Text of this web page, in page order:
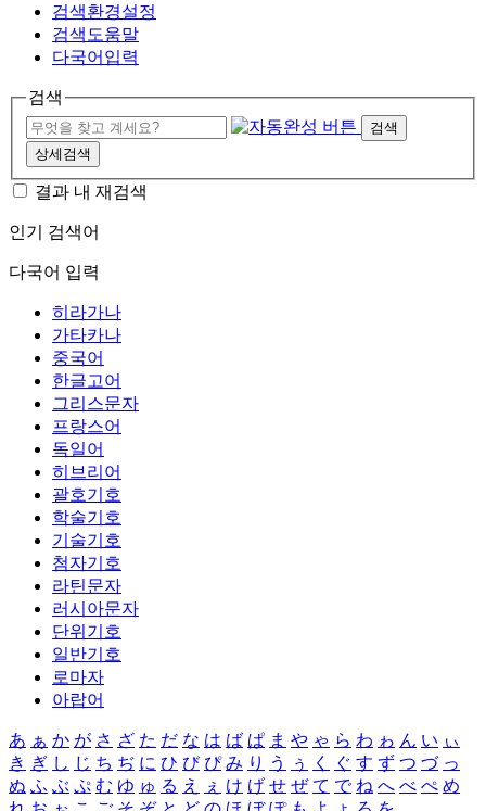
검색환경설정
검색도움말
다국어입력
검색
검색
상세검색
결과 내 재검색
인기 검색어
다국어 입력
히라가나
가타카나
중국어
한글고어
그리스문자
프랑스어
독일어
히브리어
괄호기호
학술기호
기술기호
첨자기호
라틴문자
러시아문자
단위기호
일반기호
로마자
아랍어
あ ぁ か が さ ざ た だ な は ば ぱ ま や ゃ ら わ ゎ ん い ぃ
き ぎ し じ ち ぢ に ひ び ぴ み り う ぅ く ぐ す ず つ づ っ
ぬ ふ ぶ ぷ む ゆ ゅ る え ぇ け げ せ ぜ て で ね へ べ ぺ め